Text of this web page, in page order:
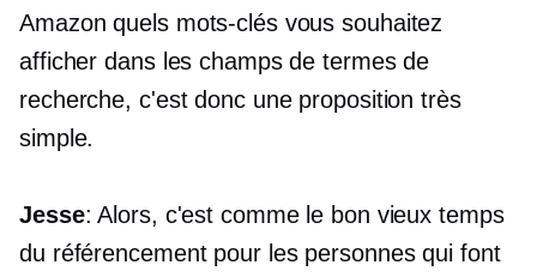
Amazon quels mots-clés vous souhaitez
afficher dans les champs de termes de
recherche, c'est donc une proposition très
simple.
Jesse: Alors, c'est comme le bon vieux temps
du référencement pour les personnes qui font